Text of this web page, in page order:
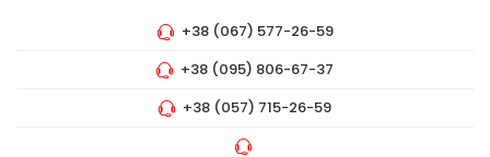
+38 (067) 577-26-59
+38 (095) 806-67-37
+38 (057) 715-26-59